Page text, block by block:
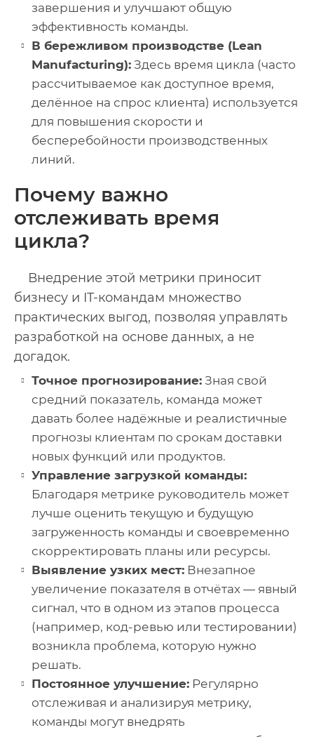
завершения и улучшают общую
эффективность команды.
В бережливом производстве (Lean
Manufacturing): Здесь время цикла (часто
рассчитываемое как доступное время,
делённое на спрос клиента) используется
для повышения скорости и
бесперебойности производственных
линий.
Почему важно
отслеживать время
цикла?
Внедрение этой метрики приносит
бизнесу и IT-командам множество
практических выгод, позволяя управлять
разработкой на основе данных, а не
догадок.
Точное прогнозирование: Зная свой
средний показатель, команда может
давать более надёжные и реалистичные
прогнозы клиентам по срокам доставки
новых функций или продуктов.
Управление загрузкой команды:
Благодаря метрике руководитель может
лучше оценить текущую и будущую
загруженность команды и своевременно
скорректировать планы или ресурсы.
Выявление узких мест: Внезапное
увеличение показателя в отчётах — явный
сигнал, что в одном из этапов процесса
(например, код-ревью или тестировании)
возникла проблема, которую нужно
решать.
Постоянное улучшение: Регулярно
отслеживая и анализируя метрику,
команды могут внедрять